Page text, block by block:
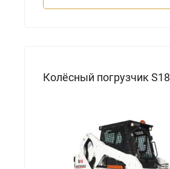
Колёсный погрузчик S18